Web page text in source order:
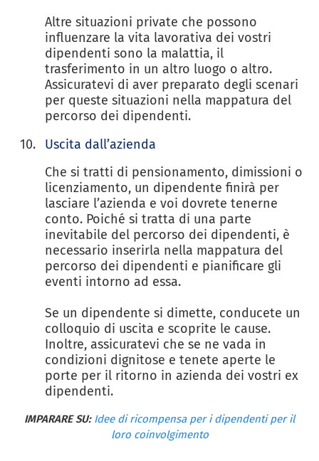
Altre situazioni private che possono
influenzare la vita lavorativa dei vostri
dipendenti sono la malattia, il
trasferimento in un altro luogo o altro.
Assicuratevi di aver preparato degli scenari
per queste situazioni nella mappatura del
percorso dei dipendenti.
Uscita dall’azienda
Che si tratti di pensionamento, dimissioni o
licenziamento, un dipendente finirà per
lasciare l’azienda e voi dovrete tenerne
conto. Poiché si tratta di una parte
inevitabile del percorso dei dipendenti, è
necessario inserirla nella mappatura del
percorso dei dipendenti e pianificare gli
eventi intorno ad essa.
Se un dipendente si dimette, conducete un
colloquio di uscita e scoprite le cause.
Inoltre, assicuratevi che se ne vada in
condizioni dignitose e tenete aperte le
porte per il ritorno in azienda dei vostri ex
dipendenti.
IMPARARE SU: Idee di ricompensa per i dipendenti per il
loro coinvolgimento